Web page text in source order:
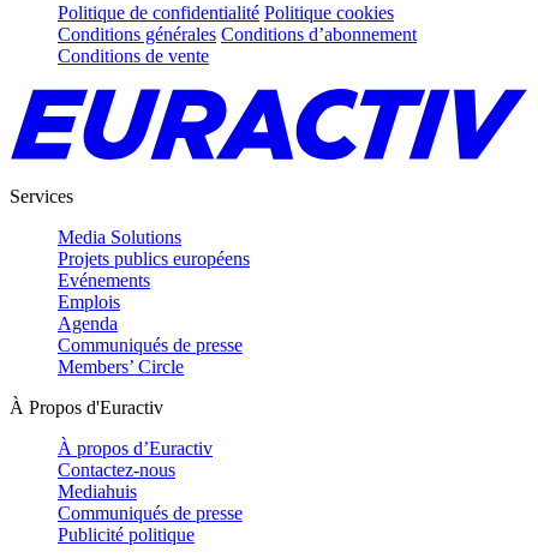
Politique de confidentialité Politique cookies
Conditions générales Conditions d’abonnement
Conditions de vente
Services
Media Solutions
Projets publics européens
Evénements
Emplois
Agenda
Communiqués de presse
Members’ Circle
À Propos d'Euractiv
À propos d’Euractiv
Contactez-nous
Mediahuis
Communiqués de presse
Publicité politique